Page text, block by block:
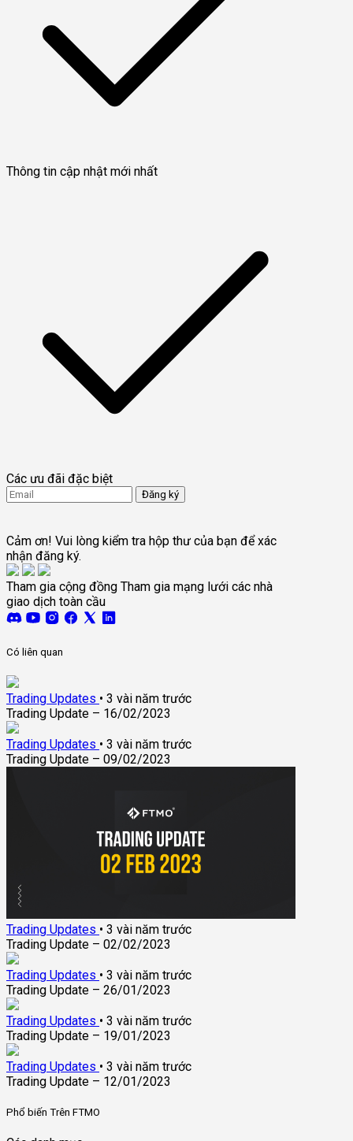
Thông tin cập nhật mới nhất
Các ưu đãi đặc biệt
Đăng ký
Cảm ơn! Vui lòng kiểm tra hộp thư của bạn để xác
nhận đăng ký.
Tham gia cộng đồng Tham gia mạng lưới các nhà
giao dịch toàn cầu
Có liên quan
Trading Updates • 3 vài năm trước
Trading Update – 16/02/2023
Trading Updates • 3 vài năm trước
Trading Update – 09/02/2023
Trading Updates • 3 vài năm trước
Trading Update – 02/02/2023
Trading Updates • 3 vài năm trước
Trading Update – 26/01/2023
Trading Updates • 3 vài năm trước
Trading Update – 19/01/2023
Trading Updates • 3 vài năm trước
Trading Update – 12/01/2023
Phổ biến Trên FTMO